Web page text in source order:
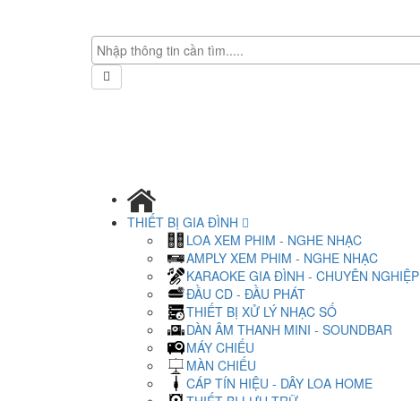
THIẾT BỊ GIA ĐÌNH
LOA XEM PHIM - NGHE NHẠC
AMPLY XEM PHIM - NGHE NHẠC
KARAOKE GIA ĐÌNH - CHUYÊN NGHIỆP
ĐẦU CD - ĐẦU PHÁT
THIẾT BỊ XỬ LÝ NHẠC SỐ
DÀN ÂM THANH MINI - SOUNDBAR
MÁY CHIẾU
MÀN CHIẾU
CÁP TÍN HIỆU - DÂY LOA HOME